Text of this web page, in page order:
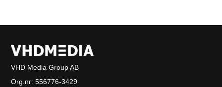
VHD Media Group AB
Org.nr:556776-3429